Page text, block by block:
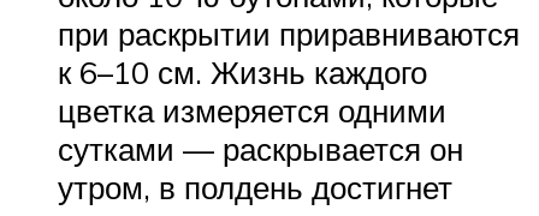
при раскрытии приравниваются
к 6–10 см. Жизнь каждого
цветка измеряется одними
сутками — раскрывается он
утром, в полдень достигнет